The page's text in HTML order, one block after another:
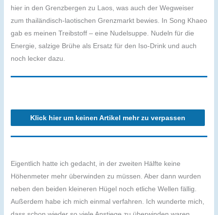
hier in den Grenzbergen zu Laos, was auch der Wegweiser
zum thailändisch-laotischen Grenzmarkt bewies. In Song Khaeo
gab es meinen Treibstoff – eine Nudelsuppe. Nudeln für die
Energie, salzige Brühe als Ersatz für den Iso-Drink und auch
noch lecker dazu.
Klick hier um keinen Artikel mehr zu verpassen
Eigentlich hatte ich gedacht, in der zweiten Hälfte keine
Höhenmeter mehr überwinden zu müssen. Aber dann wurden
neben den beiden kleineren Hügel noch etliche Wellen fällig.
Außerdem habe ich mich einmal verfahren. Ich wunderte mich,